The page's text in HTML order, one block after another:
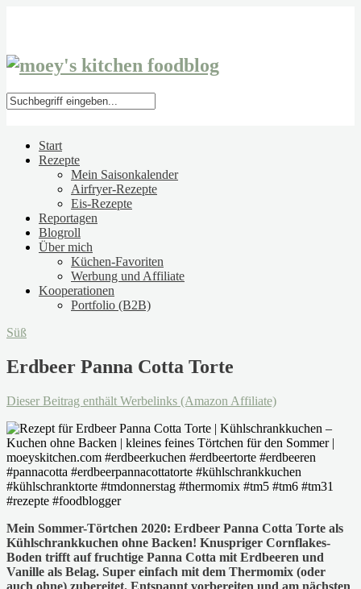
Start
Rezepte
Mein Saisonkalender
Airfryer-Rezepte
Eis-Rezepte
Reportagen
Blogroll
Über mich
Küchen-Favoriten
Werbung und Affiliate
Kooperationen
Portfolio (B2B)
Süß
Erdbeer Panna Cotta Torte
Dieser Beitrag enthält Werbelinks (Amazon Affiliate)
Mein Sommer-Törtchen 2020: Erdbeer Panna Cotta Torte als
Kühlschrankkuchen ohne Backen! Knuspriger Cornflakes-
Boden trifft auf fruchtige Panna Cotta mit Erdbeeren und
Vanille als Belag. Super einfach mit dem Thermomix (oder
auch ohne) zubereitet. Entspannt vorbereiten und am nächsten